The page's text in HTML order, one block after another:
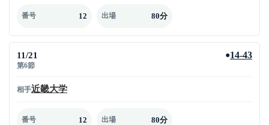
番号 12 出場 80分
11/21
第6節
●14-43
相手近畿大学
番号 12 出場 80分